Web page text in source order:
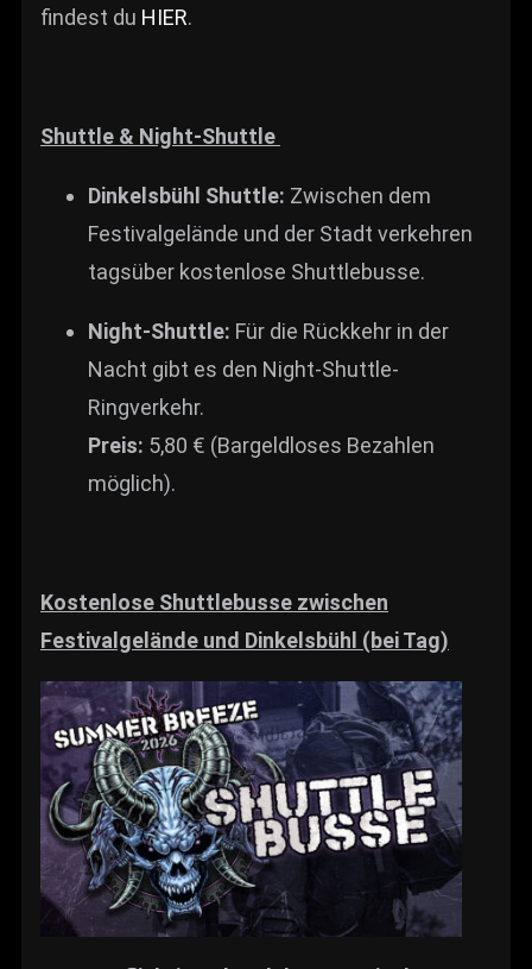
findest du HIER.
Shuttle & Night-Shuttle
Dinkelsbühl Shuttle: Zwischen dem
Festivalgelände und der Stadt verkehren
tagsüber kostenlose Shuttlebusse.
Night-Shuttle: Für die Rückkehr in der
Nacht gibt es den Night-Shuttle-
Ringverkehr.
Preis: 5,80 € (Bargeldloses Bezahlen
möglich).
Kostenlose Shuttlebusse zwischen
Festivalgelände und Dinkelsbühl (bei Tag)